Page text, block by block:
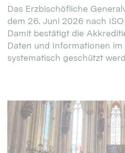
Das Erzbischöfliche
dem 26. Juni 2026 nach
Damit bestätigt die
Daten und Informationen
systematisch geschützt